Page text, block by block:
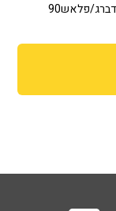
פלאש90